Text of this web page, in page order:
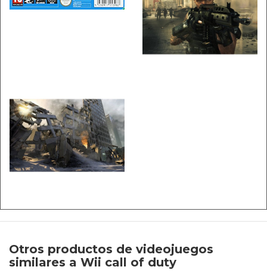
Otros productos de videojuegos
similares a Wii call of duty